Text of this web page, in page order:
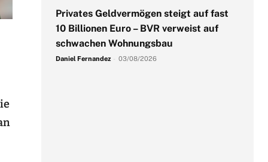
Privates Geldvermögen steigt auf fast
10 Billionen Euro – BVR verweist auf
schwachen Wohnungsbau
Daniel Fernandez 03/08/2026